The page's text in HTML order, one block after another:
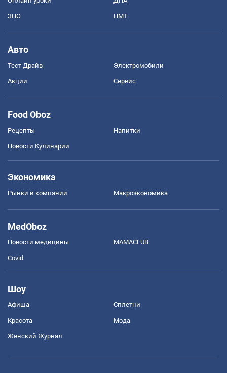
ЗНО НМТ
Авто
Тест Драйв Электромобили
Акции Сервис
Food Oboz
Рецепты Напитки
Новости Кулинарии
Экономика
Рынки и компании Mакроэкономика
MedOboz
Новости медицины MAMACLUB
Covid
Шоу
Афиша Сплетни
Красота Мода
Женский Журнал